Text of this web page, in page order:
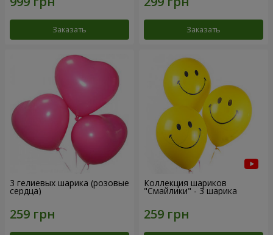
Заказать Заказать
3 гелиевых шарика (розовые
сердца)
Коллекция шариков
"Смайлики" - 3 шарика